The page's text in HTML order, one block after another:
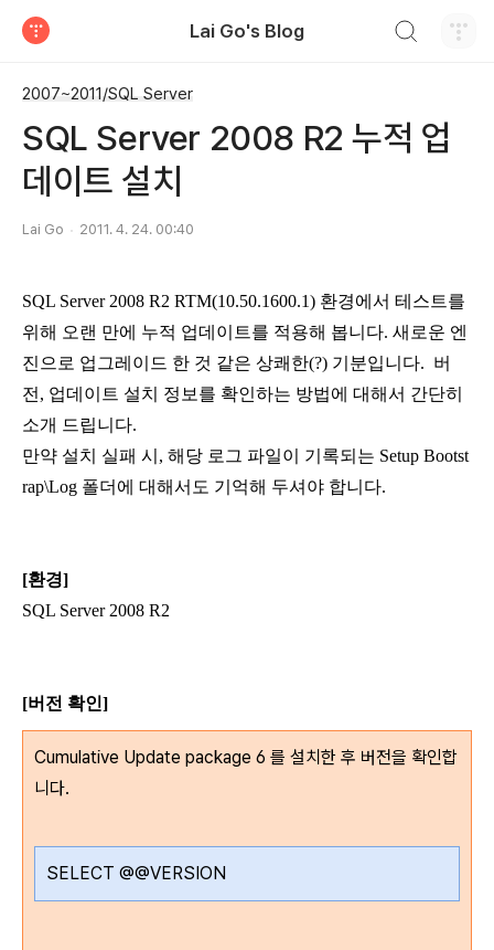
Lai Go's Blog
2007~2011/SQL Server
SQL Server 2008 R2 누적 업
데이트 설치
Lai Go 2011. 4. 24. 00:40
SQL Server 2008 R2 RTM( 10.50.1600.1) 환경에서 테스트를
위해 오랜 만에 누적 업데이트를 적용해 봅니다. 새로운 엔
진으로 업그레이드 한 것 같은 상쾌한(?) 기분입니다. 버
전, 업데이트 설치 정보를 확인하는 방법에 대해서 간단히
소개 드립니다.
만약 설치 실패 시, 해당 로그 파일이 기록되는 Setup Bootst
rap\Log 폴더에 대해서도 기억해 두셔야 합니다.
[환경]
SQL Server 2008 R2
[버전 확인]
Cumulative Update package 6 를 설치한 후 버전을 확인합
니다.
SELECT @@VERSION